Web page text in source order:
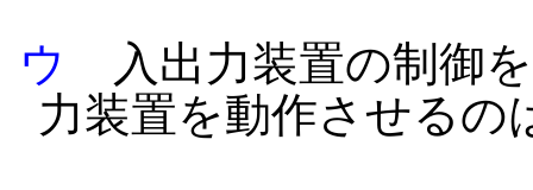
ウ
入出力装置の制御
力装置を動作させるの